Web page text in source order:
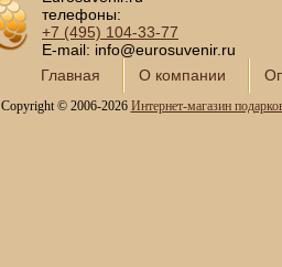
телефоны:
+7 (495) 104-33-77
E-mail: info@eurosuvenir.ru
Главная
О компании
Copyright © 2006-2026 Интернет-магазин